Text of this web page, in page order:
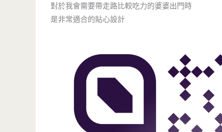
對於我會需要帶走路比較吃力的婆婆出門時
是非常適合的貼心設計